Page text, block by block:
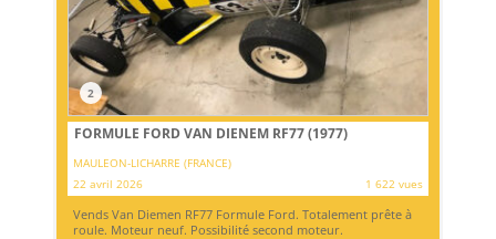
2
FORMULE FORD VAN DIENEM RF77 (1977)
MAULEON-LICHARRE (FRANCE)
22 avril 2026
1 622 vues
Vends Van Diemen RF77 Formule Ford. Totalement prête à
roule. Moteur neuf. Possibilité second moteur.